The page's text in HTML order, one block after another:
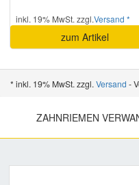
inkl. 19% MwSt. zzgl.Versand *
zum Artikel
* inkl. 19% MwSt. zzgl. Versand -
ZAHNRIEMEN